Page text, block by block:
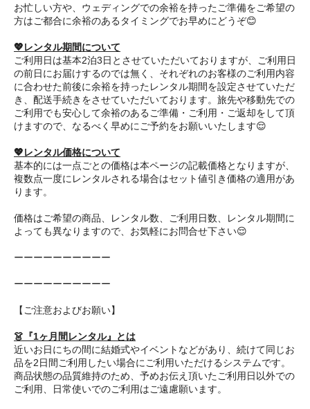
お忙しい方や、ウェディングでの余裕を持ったご準備をご希望の
方はご都合に余裕のあるタイミングでお早めにどうぞ😊
💖レンタル期間について
ご利用日は基本2泊3日とさせていただいておりますが、ご利用日
の前日にお届けするのでは無く、それぞれのお客様のご利用内容
に合わせた前後に余裕を持ったレンタル期間を設定させていただ
き、配送手続きをさせていただいております。旅先や移動先での
ご利用でも安心して余裕のあるご準備・ご利用・ご返却をして頂
けますので、なるべく早めにご予約をお願いいたします😌
💖レンタル価格について
基本的には一点ごとの価格は本ページの記載価格となりますが、
複数点一度にレンタルされる場合はセット値引き価格の適用があ
ります。
価格はご希望の商品、レンタル数、ご利用日数、レンタル期間に
よっても異なりますので、お気軽にお問合せ下さい😌
ーーーーーーーーーー
ーーーーーーーーーー
【ご注意およびお願い】
👗『1ヶ月間レンタル』とは
近いお日にちの間に結婚式やイベントなどがあり、続けて同じお
品を2日間ご利用したい場合にご利用いただけるシステムです。
商品状態の品質維持のため、予めお伝え頂いたご利用日以外での
ご利用、日常使いでのご利用はご遠慮願います。